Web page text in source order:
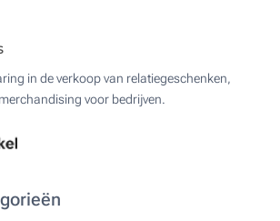
in de verkoop van relatiegeschenken,
voor bedrijven.